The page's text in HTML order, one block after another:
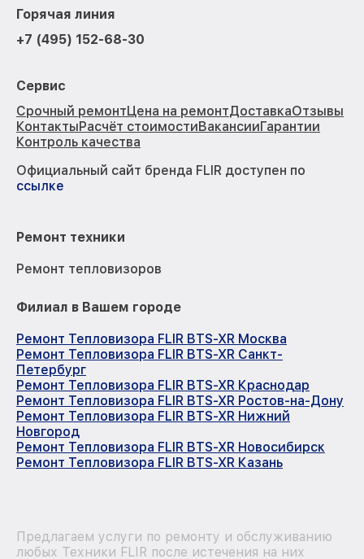
Горячая линия
+7 (495) 152-68-30
Сервис
Срочный ремонтЦена на ремонтДоставкаОтзывы
КонтактыРасчёт стоимостиВакансииГарантии
Контроль качества
Официальный сайт бренда FLIR доступен по
ссылке
Ремонт техники
Ремонт тепловизоров
Филиал в Вашем городе
Ремонт Тепловизора FLIR BTS-XR Москва
Ремонт Тепловизора FLIR BTS-XR Санкт-
Петербург
Ремонт Тепловизора FLIR BTS-XR Краснодар
Ремонт Тепловизора FLIR BTS-XR Ростов-на-Дону
Ремонт Тепловизора FLIR BTS-XR Нижний
Новгород
Ремонт Тепловизора FLIR BTS-XR Новосибирск
Ремонт Тепловизора FLIR BTS-XR Казань
Предлагаем услуги по ремонту и обслуживанию
любых Техники FLIR после истечения на них